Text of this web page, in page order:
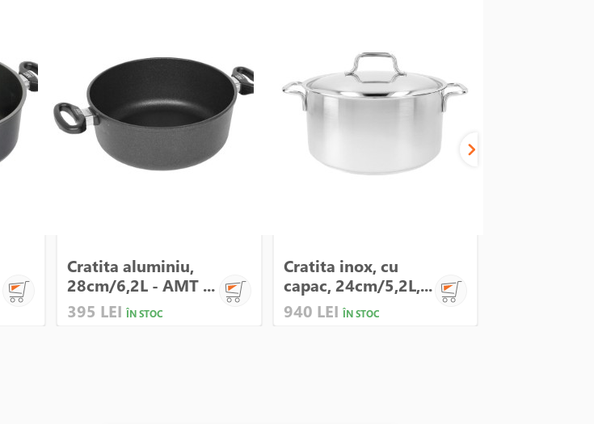
Cratita aluminiu,
28cm/6,2L - AMT ...
395 LEI ÎN STOC
Cratita inox, cu
capac, 24cm/5,2L,...
940 LEI ÎN STOC